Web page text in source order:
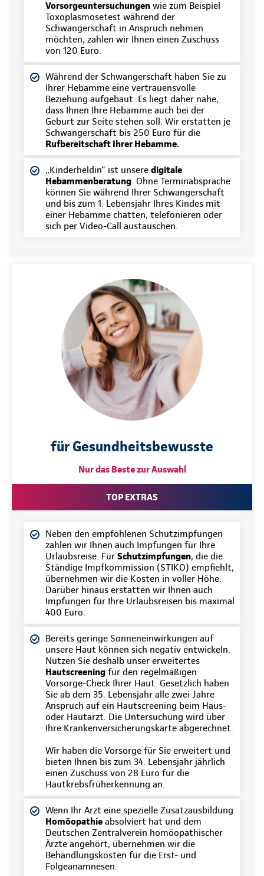
Vorsorgeuntersuchungen wie zum Beispiel
Toxoplasmosetest während der
Schwangerschaft in Anspruch nehmen
möchten, zahlen wir Ihnen einen Zuschuss
von 120 Euro.
Während der Schwangerschaft haben Sie zu
Ihrer Hebamme eine vertrauensvolle
Beziehung aufgebaut. Es liegt daher nahe,
dass Ihnen Ihre Hebamme auch bei der
Geburt zur Seite stehen soll. Wir erstatten je
Schwangerschaft bis 250 Euro für die
Rufbereitschaft Ihrer Hebamme.
„Kinderheldin“ ist unsere digitale
Hebammenberatung. Ohne Terminabsprache
können Sie während Ihrer Schwangerschaft
und bis zum 1. Lebensjahr Ihres Kindes mit
einer Hebamme chatten, telefonieren oder
sich per Video-Call austauschen.
für Gesundheitsbewusste
Nur das Beste zur Auswahl
TOP EXTRAS
Neben den empfohlenen Schutzimpfungen
zahlen wir Ihnen auch Impfungen für Ihre
Urlaubsreise. Für Schutzimpfungen, die die
Ständige Impfkommission (STIKO) empfiehlt,
übernehmen wir die Kosten in voller Höhe.
Darüber hinaus erstatten wir Ihnen auch
Impfungen für Ihre Urlaubsreisen bis maximal
400 Euro.
Bereits geringe Sonneneinwirkungen auf
unsere Haut können sich negativ entwickeln.
Nutzen Sie deshalb unser erweitertes
Hautscreening für den regelmäßigen
Vorsorge-Check Ihrer Haut. Gesetzlich haben
Sie ab dem 35. Lebensjahr alle zwei Jahre
Anspruch auf ein Hautscreening beim Haus-
oder Hautarzt. Die Untersuchung wird über
Ihre Krankenversicherungskarte abgerechnet.
Wir haben die Vorsorge für Sie erweitert und
bieten Ihnen bis zum 34. Lebensjahr jährlich
einen Zuschuss von 28 Euro für die
Hautkrebsfrüherkennung an.
Wenn Ihr Arzt eine spezielle Zusatzausbildung
Homöopathie absolviert hat und dem
Deutschen Zentralverein homöopathischer
Ärzte angehört, übernehmen wir die
Behandlungskosten für die Erst- und
Folgeanamnesen.